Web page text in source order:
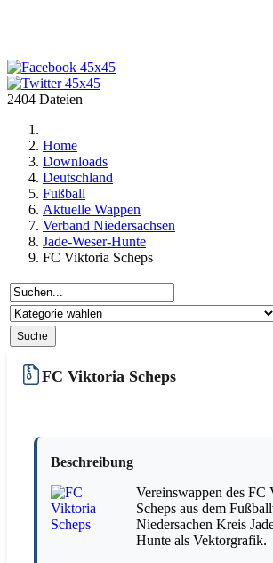
2404 Dateien
Home
Downloads
Deutschland
Fußball
Aktuelle Wappen
Verband Niedersachsen
Jade-Weser-Hunte
FC Viktoria Scheps
FC Viktoria Scheps
Beschreibung
Vereinswappen des FC
Scheps aus dem
Niedersachen Kreis
Hunte als Vektorgrafik.